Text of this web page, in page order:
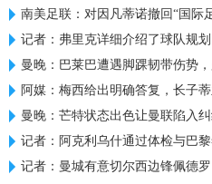
南美足联：对因凡蒂诺撤回“国际
记者：弗里克详细介绍了球队规划
曼晚：巴莱巴遭遇脚踝韧带伤势
阿媒：梅西给出明确答复，长子
曼晚：芒特状态出色让曼联陷入纠
记者：阿克利乌什通过体检与巴
记者：曼城有意切尔西边锋佩德罗